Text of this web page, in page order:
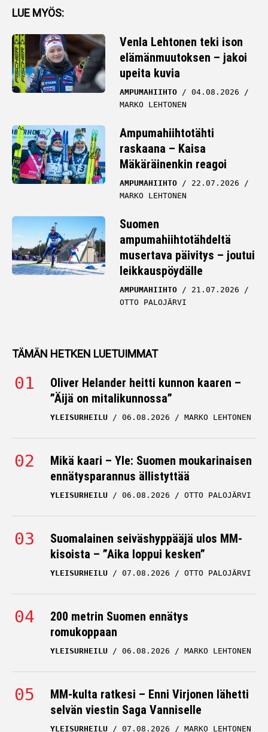
LUE MYÖS:
Venla Lehtonen teki ison
elämänmuutoksen – jakoi
upeita kuvia
AMPUMAHIIHTO
04.08.2026
MARKO LEHTONEN
Ampumahiihtotähti
raskaana – Kaisa
Mäkäräinenkin reagoi
AMPUMAHIIHTO
22.07.2026
MARKO LEHTONEN
Suomen
ampumahiihtotähdeltä
musertava päivitys – joutui
leikkauspöydälle
AMPUMAHIIHTO
21.07.2026
OTTO PALOJÄRVI
TÄMÄN HETKEN LUETUIMMAT
Oliver Helander heitti kunnon kaaren –
”Äijä on mitalikunnossa”
YLEISURHEILU 06.08.2026 MARKO LEHTONEN
Mikä kaari – Yle: Suomen moukarinaisen
ennätysparannus ällistyttää
YLEISURHEILU 06.08.2026 OTTO PALOJÄRVI
Suomalainen seiväshyppääjä ulos MM-
kisoista – ”Aika loppui kesken”
YLEISURHEILU 07.08.2026 OTTO PALOJÄRVI
200 metrin Suomen ennätys
romukoppaan
YLEISURHEILU 06.08.2026 MARKO LEHTONEN
MM-kulta ratkesi – Enni Virjonen lähetti
selvän viestin Saga Vanniselle
YLEISURHEILU 07.08.2026 MARKO LEHTONEN